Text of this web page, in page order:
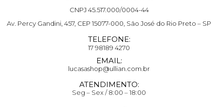
CNPJ 45.517.000/0004-44
Av. Percy Gandini, 457, CEP 15077-000, São José do Rio Preto – SP
TELEFONE:
17 98189 4270
EMAIL:
lucasashop@ullian.com.br
ATENDIMENTO:
Seg – Sex / 8:00 – 18:00